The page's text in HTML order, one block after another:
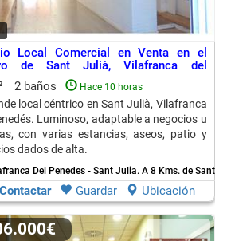
Sarroca
Local Comercial en Venta en el
de Sant Julià, Vilafranca del
2 baños Hace 10 horas
local céntrico en Sant Julià, Vilafranca
Luminoso, adaptable a negocios u
con varias estancias, aseos, patio y
dados de alta.
Del Penedes - Sant Julia. A 8 Kms. de Sant
Contactar Guardar Ubicación